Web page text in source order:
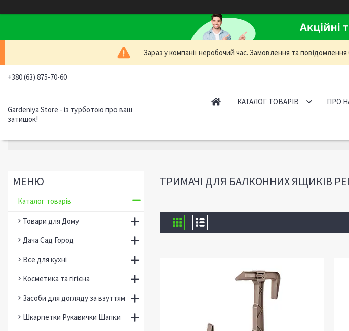
Зараз у компанії неробочий час. Замовлення та
+380 (63) 875-70-60
Gardeniya Store - із турботою про ваш
затишок!
КАТАЛОГ ТОВАРІВ ПРО
ТРИМАЧІ ДЛЯ БАЛКОННИХ ЯЩИКІВ
Каталог товарів
Товари для Дому
Дача Сад Город
Все для кухні
Косметика та гігієна
Засоби для догляду за взуттям
Шкарпетки Рукавички Шапки